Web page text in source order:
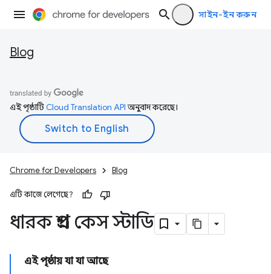
সাইন-ইন করুন
Blog
এই পৃষ্ঠাটিCloud Translation APIঅনুবাদ করেছে।
Chrome for Developers Blog
এটি কাজে লেগেছে?
ধারক প্রশ্ন কেস স্টাডি
এই পৃষ্ঠায় যা যা আছে